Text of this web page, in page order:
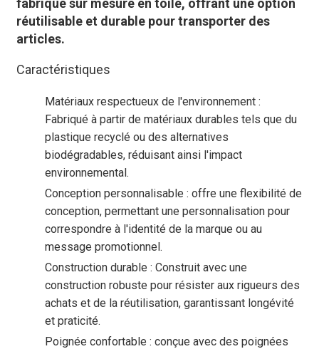
fabriqué sur mesure en toile, offrant une option
réutilisable et durable pour transporter des
articles.
Caractéristiques
Matériaux respectueux de l'environnement :
Fabriqué à partir de matériaux durables tels que du
plastique recyclé ou des alternatives
biodégradables, réduisant ainsi l'impact
environnemental.
Conception personnalisable : offre une flexibilité de
conception, permettant une personnalisation pour
correspondre à l'identité de la marque ou au
message promotionnel.
Construction durable : Construit avec une
construction robuste pour résister aux rigueurs des
achats et de la réutilisation, garantissant longévité
et praticité.
Poignée confortable : conçue avec des poignées